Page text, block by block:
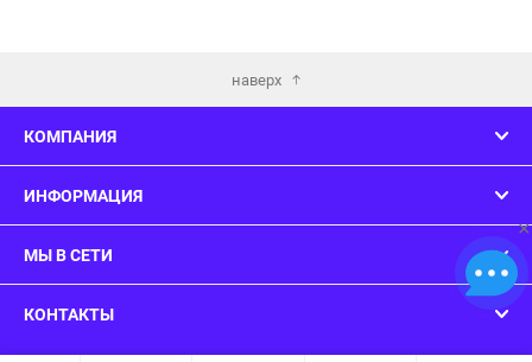
наверх
КОМПАНИЯ
ИНФОРМАЦИЯ
МЫ В СЕТИ
КОНТАКТЫ
×